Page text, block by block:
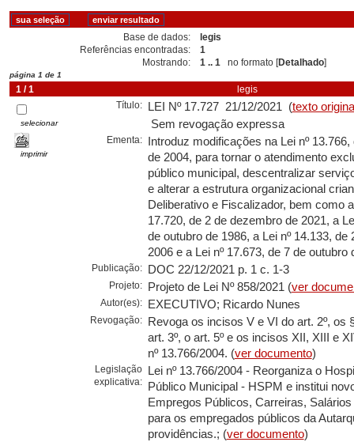
Base de dados:
legis
Referências encontradas:
1
Mostrando:
1 .. 1 no formato [Detalhado]
página 1 de 1
1 / 1 legis
selecionar
imprimir
Título: LEI Nº 17.727 21/12/2021 (texto
Sem revogação expressa
Ementa:
Introduz modificações na Lei nº 13.766,
de 2004, para tornar o atendimento
público municipal, descentralizar
e alterar a estrutura organizacional
Deliberativo e Fiscalizador, bem como
17.720, de 2 de dezembro de 2021, a
de outubro de 1986, a Lei nº 14.133, de
2006 e a Lei nº 17.673, de 7 de outubro
Publicação: DOC 22/12/2021 p. 1 c. 1-3
Projeto: Projeto de Lei Nº 858/2021 (ver
Autor(es): EXECUTIVO; Ricardo Nunes
Revogação:
Revoga os incisos V e VI do art. 2º, os
art. 3º, o art. 5º e os incisos XII, XIII e
nº 13.766/2004. (ver documento)
Legislação
explicativa:
Lei nº 13.766/2004 - Reorganiza o
Público Municipal - HSPM e institui
Empregos Públicos, Carreiras,
para os empregados públicos da
providências.; (ver documento)